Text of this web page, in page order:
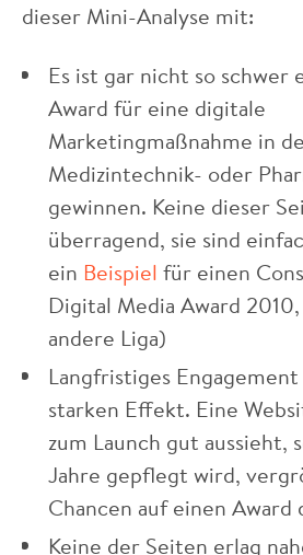
dieser Mini-Analyse mit:
Es ist gar nicht so schwer
Award für eine digitale
Marketingmaßnahme in
Medizintechnik- oder
gewinnen. Keine dieser
überragend, sie sind
ein Beispiel für einen
Digital Media Award
andere Liga)
Langfristiges
starken Effekt. Eine
zum Launch gut aussieht,
Jahre gepflegt wird,
Chancen auf einen Award
Keine der Seiten erlag